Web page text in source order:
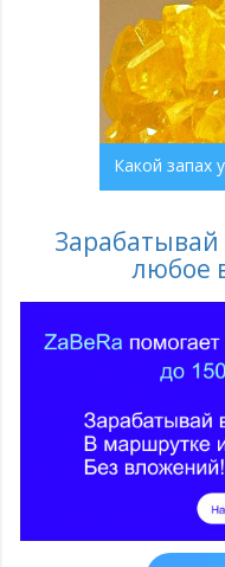
Какой запах
Зарабатывай
любое